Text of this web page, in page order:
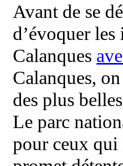
Avant de se
d’évoquer
Calanques
Calanques,
des plus
Le parc
pour ceux qui